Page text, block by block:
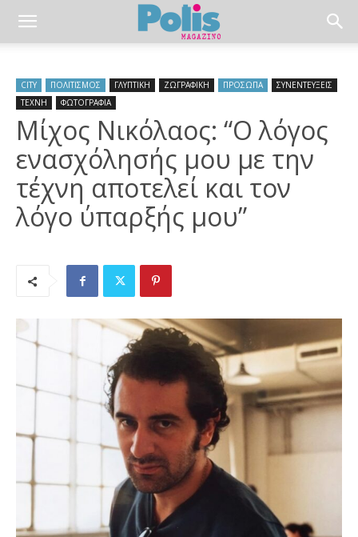
CITY ΠΟΛΙΤΙΣΜΟΣ ΓΛΥΠΤΙΚΗ ΖΩΓΡΑΦΙΚΗ ΠΡΟΣΩΠΑ
ΣΥΝΕΝΤΕΥΞΕΙΣ
ΤΕΧΝΗ
ΦΩΤΟΓΡΑΦΙΑ
Μίχος Νικόλαος: “Ο λόγος
ενασχόλησής μου με την
τέχνη αποτελεί και τον
λόγο ύπαρξής μου”